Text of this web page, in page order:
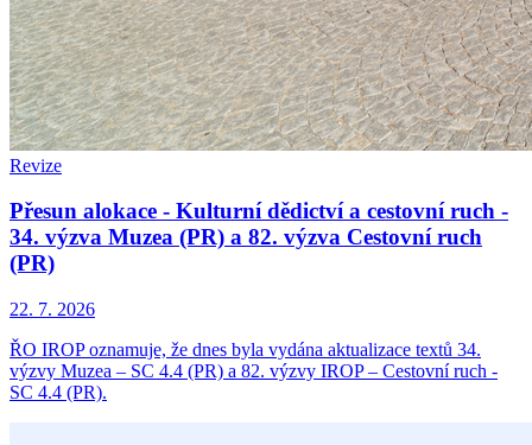
Revize
Přesun alokace - Kulturní dědictví a cestovní ruch -
34. výzva Muzea (PR) a 82. výzva Cestovní ruch
(PR)
22. 7. 2026
ŘO IROP oznamuje, že dnes byla vydána aktualizace textů 34.
výzvy Muzea – SC 4.4 (PR) a 82. výzvy IROP – Cestovní ruch -
SC 4.4 (PR).